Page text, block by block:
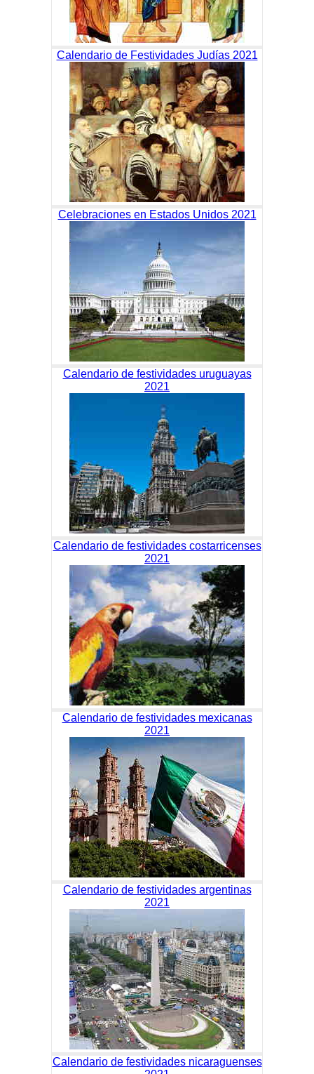
Calendario de Festividades Judías 2021
Celebraciones en Estados Unidos 2021
Calendario de festividades uruguayas
2021
Calendario de festividades costarricenses
2021
Calendario de festividades mexicanas
2021
Calendario de festividades argentinas
2021
Calendario de festividades nicaraguenses